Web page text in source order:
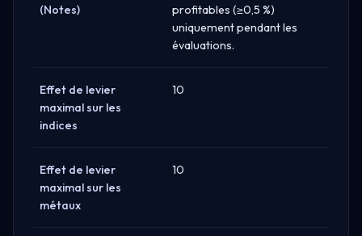
(Notes)
profitables (≥0,5 %)
uniquement pendant les
évaluations.
Effet de levier
maximal sur les
indices
10
Effet de levier
maximal sur les
métaux
10